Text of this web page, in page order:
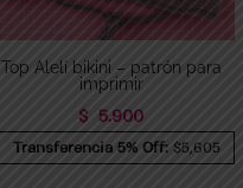
Top Alelí bikini – patrón para
imprimir
$ 5.900
Transferencia 5% Off: $5,605